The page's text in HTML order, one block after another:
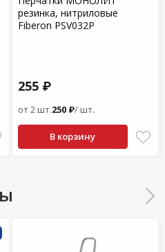
резинка, нитриловые
Fiberon PSV032P
255 ₽
от 2 шт.250 ₽/ шт.
В корзину